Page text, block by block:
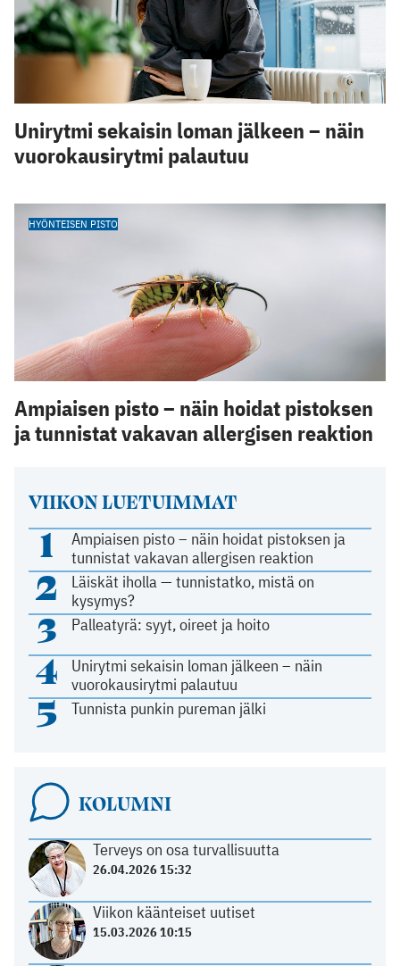
VIIKON LUETUIMMAT
1
Ampiaisen pisto – näin hoidat pistoksen ja
tunnistat vakavan allergisen reaktion
2
Läiskät iholla — tunnistatko, mistä on
kysymys?
3 Palleatyrä: syyt, oireet ja hoito
4
Unirytmi sekaisin loman jälkeen – näin
vuorokausirytmi palautuu
5 Tunnista punkin pureman jälki
KOLUMNI
Terveys on osa turvallisuutta
26.04.2026 15:32
Viikon käänteiset uutiset
15.03.2026 10:15
Unirytmi sekaisin loman jälkeen – näin
vuorokausirytmi palautuu
HYÖNTEISEN PISTO
Ampiaisen pisto – näin hoidat pistoksen
ja tunnistat vakavan allergisen reaktion